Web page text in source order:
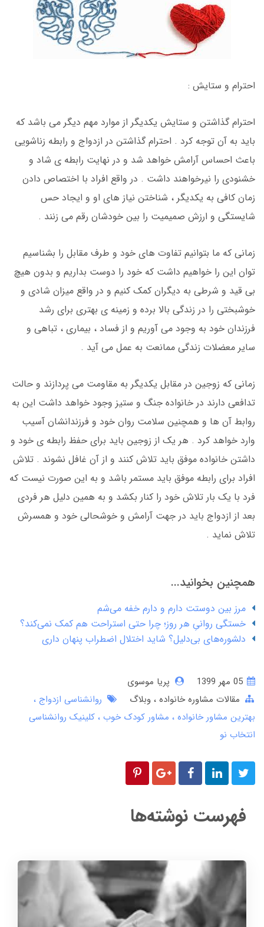
احترام و ستایش :
احترام گذاشتن و ستایش یکدیگر از موارد مهم دیگر می باشد که
باید به آن توجه کرد . احترام گذاشتن در ازدواج و رابطه زناشویی
باعث احساس آرامش خواهد شد و در نهایت رابطه ی شاد و
خشنودی را نیرخواهند داشت . در واقع افراد با اختصاص دادن
زمان کافی به یکدیگر ، شناختن نیاز های او و ایجاد حس
شایستگی و ارزش صمیمیت را بین خودشان رقم می زنند .
زمانی که ما بتوانیم تفاوت های خود و طرف مقابل را بشناسیم
توان این را خواهیم داشت که خود را دوست بداریم و بدون هیچ
بی قید و شرطی به دیگران کمک کنیم و در واقع میزان شادی و
خوشبختی را در زندگی بالا برده و زمینه ی بهتری برای رشد
فرزندان خود به وجود می آوریم و از فساد ، بیماری ، تباهی و
سایر معضلات زندگی ممانعت به عمل می آید .
زمانی که زوجین در مقابل یکدیگر به مقاومت می پردازند و حالت
تدافعی دارند در خانواده جنگ و ستیز وجود خواهد داشت این به
روابط آن ها و همچنین سلامت روان خود و فرزندانشان آسیب
وارد خواهد کرد . هر یک از زوجین باید برای حفظ رابطه ی خود و
داشتن خانواده موفق باید تلاش کنند و از آن غافل نشوند . تلاش
افراد برای رابطه موفق باید مستمر باشد و به این صورت نیست که
فرد با یک بار تلاش خود را کنار بکشد و به همین دلیل هر فردی
بعد از ازدواج باید در جهت آرامش و خوشحالی خود و همسرش
تلاش نماید .
همچنین بخوانید...
مرز بین دوستت دارم و دارم خفه می‌شم
خستگی روانیِ هر روز؛ چرا حتی استراحت هم کمک نمی‌کند؟
دلشوره‌های بی‌دلیل؟ شاید اختلال اضطراب پنهان داری
پریا موسوی
مقالات مشاوره خانواده وبلاگ
روانشناسی ازدواج
بهترین مشاور خانواده
مشاور کودک خوب کلینیک روانشناسی
انتخاب نو
فهرست نوشته‌ها